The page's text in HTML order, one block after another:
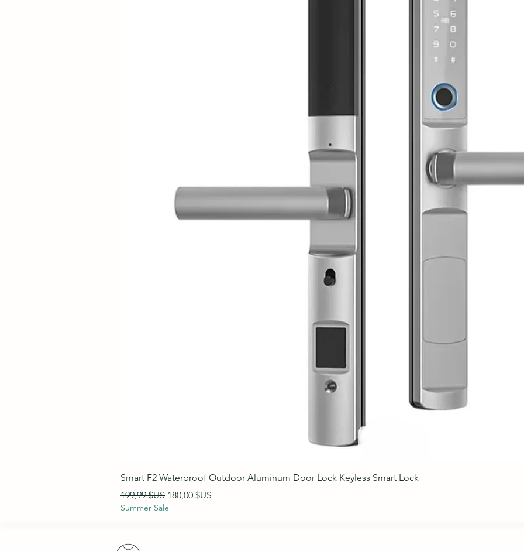
Aperçu rapide
Smart F2 Waterproof Outdoor Aluminum Door Lock Keyless Smart Lock
Prix original
199,99 $US Prix promotionnel
180,00 $US
Summer Sale